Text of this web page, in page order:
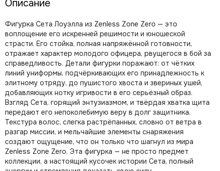
Описание
Фигурка Сета Лоуэлла из Zenless Zone Zero — это
воплощение его искренней решимости и юношеской
страсти. Его стойка, полная напряжённой готовности,
отражает характер молодого офицера, рвущегося в бой за
справедливость. Детали фигурки поражают: от чётких
линий униформы, подчёркивающих его принадлежность к
элитному отряду, до пушистого хвоста и звериных ушей,
добавляющих нотку игривости в его серьёзный образ.
Взгляд Сета, горящий энтузиазмом, и твёрдая хватка щита
передают его непоколебимую веру в долг защитника.
Текстура волос, слегка растрёпанных, словно от ветра в
разгар миссии, и мельчайшие элементы снаряжения
создают ощущение, что он только что шагнул из мира
Zenless Zone Zero. Эта фигурка — не просто предмет
коллекции, а настоящий кусочек истории Сета, полный